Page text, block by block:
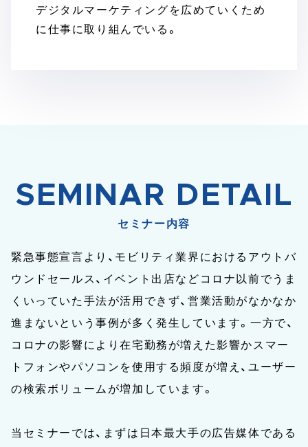
デジタルマーケティングを広めていくため
に仕事に取り組んでいる。
SEMINAR DETAIL
セミナー内容
緊急事態宣言より、モビリティ業界におけるアウトバ
ウンドセールス、イベント出店などコロナ以前でうま
くいっていた手法が活用できず、営業活動がなかなか
進まないという事例が多く発生しています。一方で、
コロナの影響により在宅勤務が増えた影響かスマー
トフォンやパソコンを使用する頻度が増え、ユーザー
の検索ボリュームが増加しています。
当セミナーでは、まずは日本最大手の広告媒体である